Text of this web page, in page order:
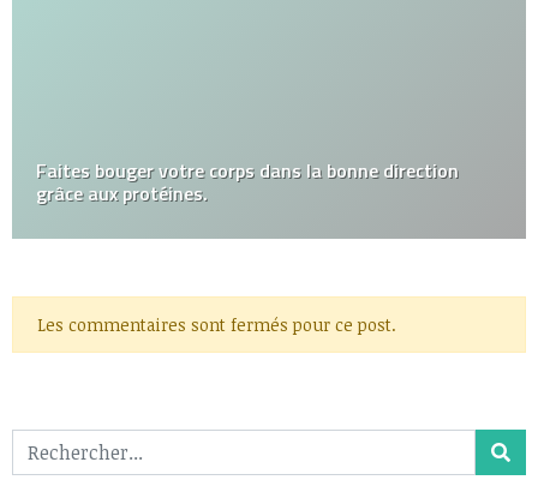
Faites bouger votre corps dans la bonne direction
grâce aux protéines.
Les commentaires sont fermés pour ce post.